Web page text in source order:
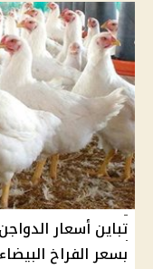
تباين أسعار
بسعر الفراخ